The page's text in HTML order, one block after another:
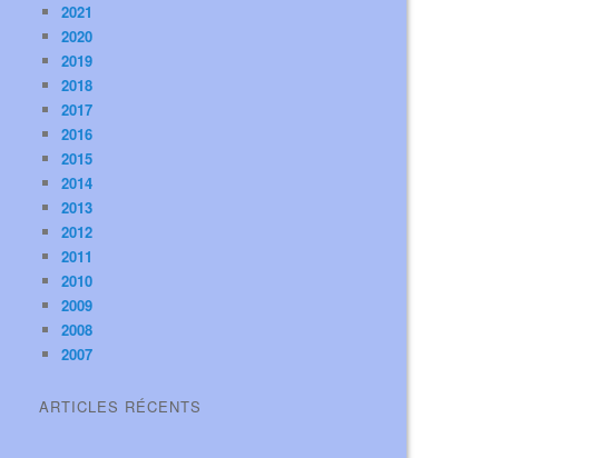
2021
2020
2019
2018
2017
2016
2015
2014
2013
2012
2011
2010
2009
2008
2007
ARTICLES RÉCENTS